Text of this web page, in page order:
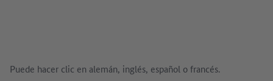
Puede hacer clic en alemán, inglés, español o francés.